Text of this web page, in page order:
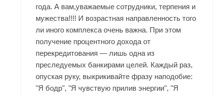
года. А вам,уважаемые сотрудники, терпения и
мужества!!!! И возрастная направленность того
ли иного комплекса очень важна. При этом
получение процентного дохода от
перекредитования — лишь одна из
преследуемых банкирами целей. Каждый раз,
опуская руку, выкрикивайте фразу наподобие:
"Я бодр", "Я чувствую прилив энергии", "Я